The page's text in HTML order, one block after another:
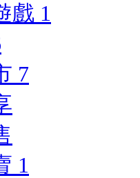
戲 1
7
1